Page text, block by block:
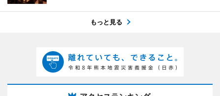
もっと見る